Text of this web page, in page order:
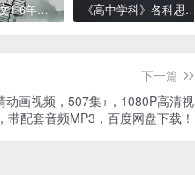
螺蛳小学语文1-6年级《小学古诗文》课程视频 《高中学科》各科思维导图
下一篇
画视频，507集+，1080P高清视
带配套音频MP3，百度网盘下载！